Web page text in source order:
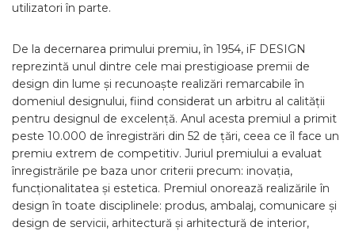
utilizatori în parte.
De la decernarea primului premiu, în 1954, iF DESIGN
reprezintă unul dintre cele mai prestigioase premii de
design din lume și recunoaște realizări remarcabile în
domeniul designului, fiind considerat un arbitru al calității
pentru designul de excelență. Anul acesta premiul a primit
peste 10.000 de înregistrări din 52 de țări, ceea ce îl face un
premiu extrem de competitiv. Juriul premiului a evaluat
înregistrările pe baza unor criterii precum: inovația,
funcționalitatea și estetica. Premiul onorează realizările în
design în toate disciplinele: produs, ambalaj, comunicare și
design de servicii, arhitectură și arhitectură de interior,